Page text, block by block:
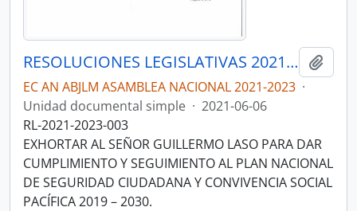
RESOLUCIONES LEGISLATIVAS 2021-2023
EC AN ABJLM ASAMBLEA NACIONAL 2021-2023 ·
Unidad documental simple · 2021-06-06
RL-2021-2023-003
EXHORTAR AL SEÑOR GUILLERMO LASO PARA DAR
CUMPLIMIENTO Y SEGUIMIENTO AL PLAN NACIONAL
DE SEGURIDAD CIUDADANA Y CONVIVENCIA SOCIAL
PACÍFICA 2019 – 2030.